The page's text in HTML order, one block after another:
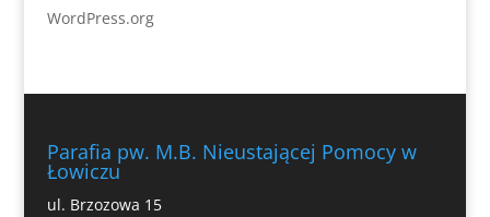
WordPress.org
Parafia pw. M.B. Nieustającej Pomocy w
Łowiczu
ul. Brzozowa 15